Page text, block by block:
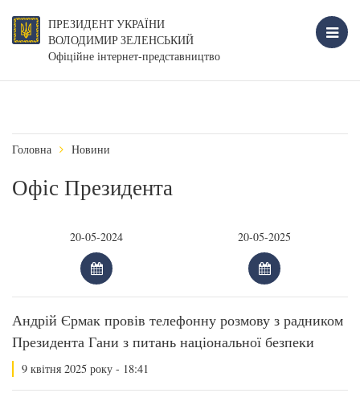
ПРЕЗИДЕНТ УКРАЇНИ
ВОЛОДИМИР ЗЕЛЕНСЬКИЙ
Офіційне інтернет-представництво
Головна Новини
Офіс Президента
Андрій Єрмак провів телефонну розмову з радником
Президента Гани з питань національної безпеки
9 квітня 2025 року - 18:41